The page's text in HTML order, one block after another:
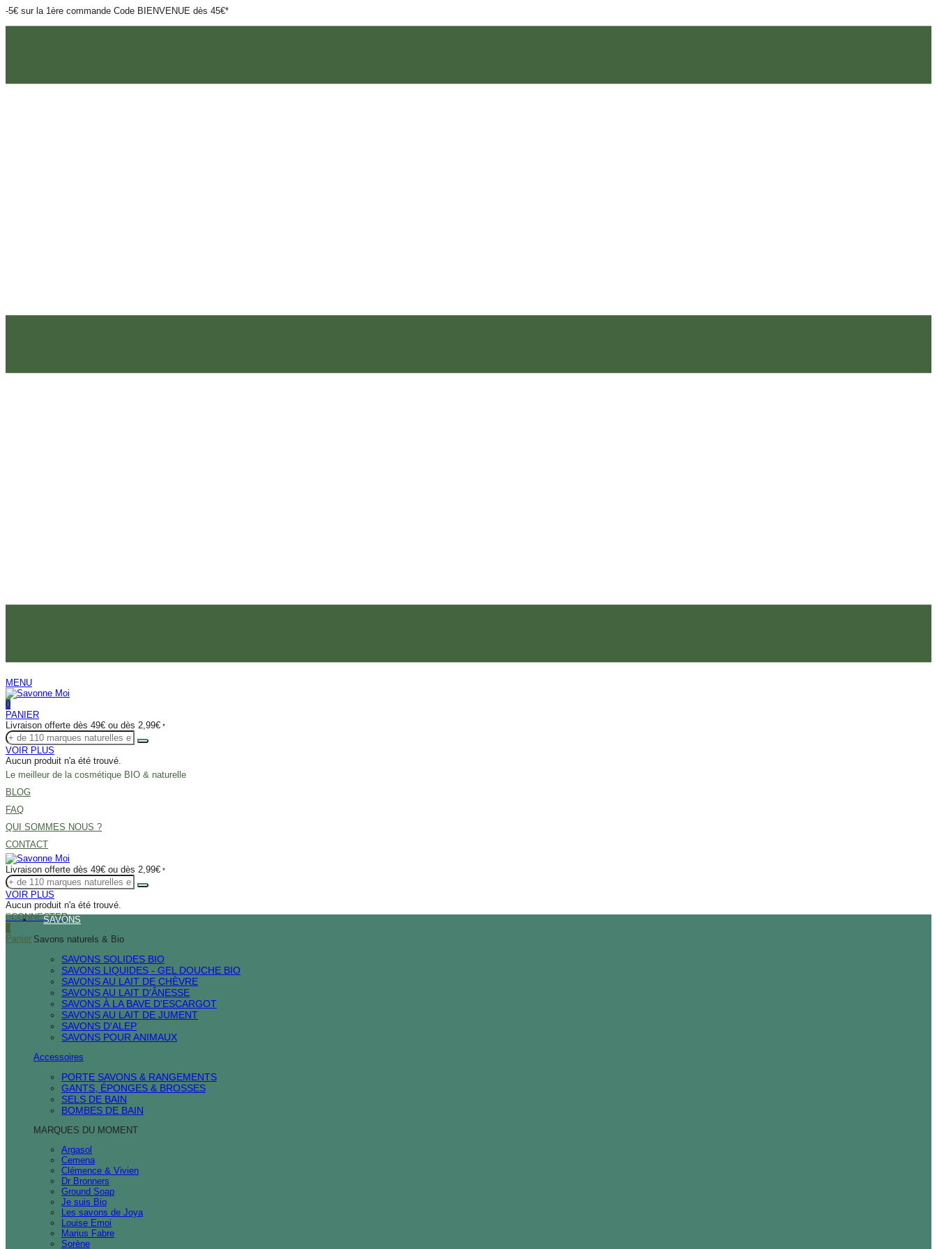
-5€ sur la 1ère commande Code BIENVENUE dès 45€*
MENU
0
PANIER
Livraison offerte dès 49€ ou dès 2,99€ *
VOIR PLUS
Aucun produit n'a été trouvé.
Le meilleur de la cosmétique BIO & naturelle
BLOG
FAQ
QUI SOMMES NOUS ?
CONTACT
Livraison offerte dès 49€ ou dès 2,99€ *
VOIR PLUS
Aucun produit n'a été trouvé.
CONNECTER
Panier
SAVONS
Savons naturels & Bio
SAVONS SOLIDES BIO
SAVONS LIQUIDES - GEL DOUCHE BIO
SAVONS AU LAIT DE CHÈVRE
SAVONS AU LAIT D'ÂNESSE
SAVONS À LA BAVE D'ESCARGOT
SAVONS AU LAIT DE JUMENT
SAVONS D'ALEP
SAVONS POUR ANIMAUX
Accessoires
PORTE SAVONS & RANGEMENTS
GANTS, ÉPONGES & BROSSES
SELS DE BAIN
BOMBES DE BAIN
MARQUES DU MOMENT
Argasol
Cemena
Clémence & Vivien
Dr Bronners
Ground Soap
Je suis Bio
Les savons de Joya
Louise Emoi
Marius Fabre
Sorène